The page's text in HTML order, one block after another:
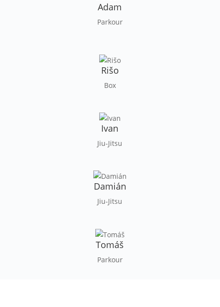
Adam
Parkour
Rišo
Box
Ivan
Jiu-Jitsu
Damián
Jiu-Jitsu
Tomáš
Parkour